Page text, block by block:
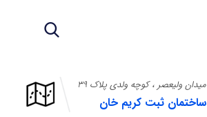
میدان ولیعصر ، کوچه ولدی پلاک ۳۹
ساختمان ثبت کریم خان